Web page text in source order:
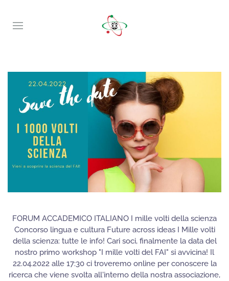
FORUM ACCADEMICO ITALIANO I mille volti della scienza
Concorso lingua e cultura Future across ideas I Mille volti
della scienza: tutte le info! Cari soci, finalmente la data del
nostro primo workshop "I mille volti del FAI" si avvicina! Il
22.04.2022 alle 17:30 ci troveremo online per conoscere la
ricerca che viene svolta all'interno della nostra associazione,